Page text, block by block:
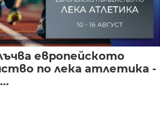
европейското
по лека атлетика -